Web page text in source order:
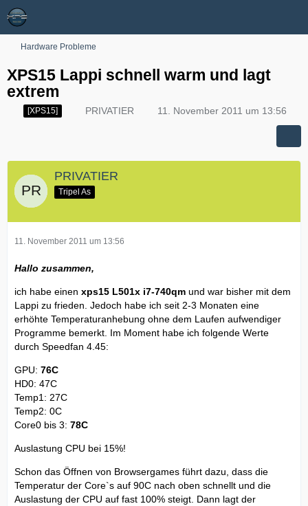
Hardware Probleme
XPS15 Lappi schnell warm und lagt
extrem
[XPS15] PRIVATIER 11. November 2011 um 13:56
PRIVATIER
Tripel As
11. November 2011 um 13:56
Hallo zusammen,
ich habe einen xps15 L501x i7-740qm und war bisher mit dem
Lappi zu frieden. Jedoch habe ich seit 2-3 Monaten eine
erhöhte Temperaturanhebung ohne dem Laufen aufwendiger
Programme bemerkt. Im Moment habe ich folgende Werte
durch Speedfan 4.45:
GPU: 76C
HD0: 47C
Temp1: 27C
Temp2: 0C
Core0 bis 3: 78C
Auslastung CPU bei 15%!
Schon das Öffnen von Browsergames führt dazu, dass die
Temperatur der Core`s auf 90C nach oben schnellt und die
Auslastung der CPU auf fast 100% steigt. Dann lagt der